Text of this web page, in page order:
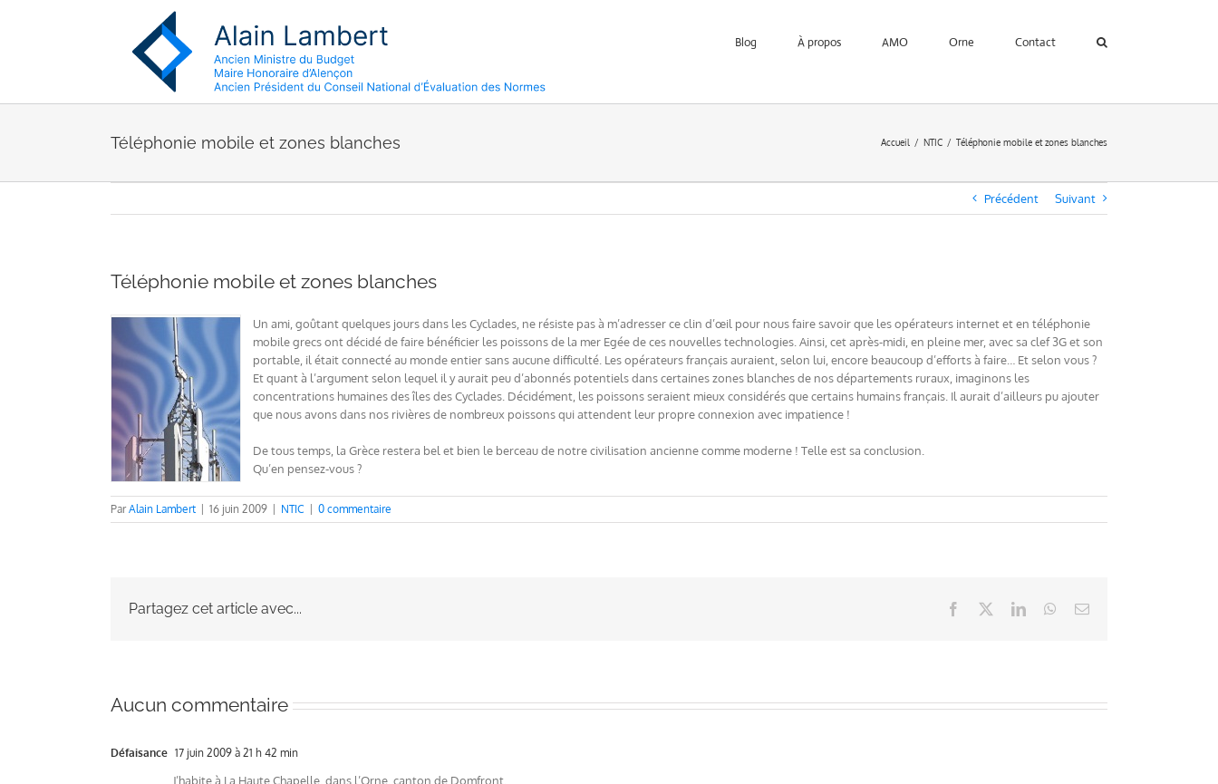
Blog À propos AMO Orne Contact
Téléphonie mobile et zones blanches Accueil NTIC Téléphonie mobile et zones blanches
Précédent Suivant
Téléphonie mobile et zones blanches
Un ami, goûtant quelques jours dans les Cyclades, ne résiste pas à m’adresser ce clin d’œil pour nous faire savoir que les opérateurs internet et en téléphonie
mobile grecs ont décidé de faire bénéficier les poissons de la mer Egée de ces nouvelles technologies. Ainsi, cet après-midi, en pleine mer, avec sa clef 3G et son
portable, il était connecté au monde entier sans aucune difficulté. Les opérateurs français auraient, selon lui, encore beaucoup d’efforts à faire… Et selon vous ?
Et quant à l’argument selon lequel il y aurait peu d’abonnés potentiels dans certaines zones blanches de nos départements ruraux, imaginons les
concentrations humaines des îles des Cyclades. Décidément, les poissons seraient mieux considérés que certains humains français. Il aurait d’ailleurs pu ajouter
que nous avons dans nos rivières de nombreux poissons qui attendent leur propre connexion avec impatience !
De tous temps, la Grèce restera bel et bien le berceau de notre civilisation ancienne comme moderne ! Telle est sa conclusion.
Qu’en pensez-vous ?
ParAlain Lambert 16 juin 2009 NTIC 0 commentaire
Partagez cet article avec... Facebook LinkedInWhatsApp
Email
Aucun commentaire
Défaisance 17 juin 2009 à 21 h 42 min
J’habite à La Haute Chapelle, dans l’Orne, canton de Domfront.